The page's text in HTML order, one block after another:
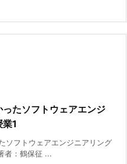
たソフトウェアエンジ
1
ソフトウェアエンジニアリング
者：鶴保征 ...